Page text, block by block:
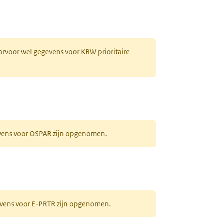
wel gegevens voor KRW prioritaire
voor OSPAR zijn opgenomen.
voor E-PRTR zijn opgenomen.